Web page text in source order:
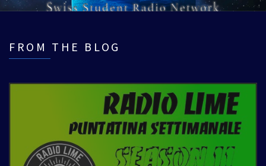
FROM THE BLOG